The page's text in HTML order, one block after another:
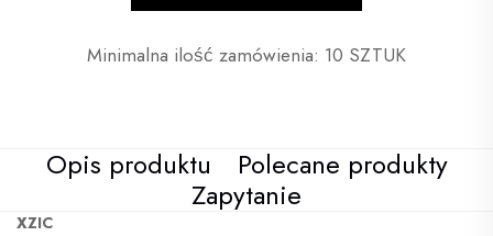
Minimalna ilość zamówienia: 10 SZTUK
Opis produktu
Polecane produkty
Zapytanie
XZIC